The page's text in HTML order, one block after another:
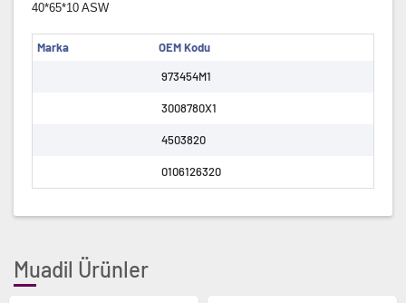
40*65*10 ASW
Marka
OEM Kodu
973454M1
3008780X1
4503820
0106126320
Muadil Ürünler